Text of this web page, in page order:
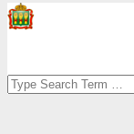
Search